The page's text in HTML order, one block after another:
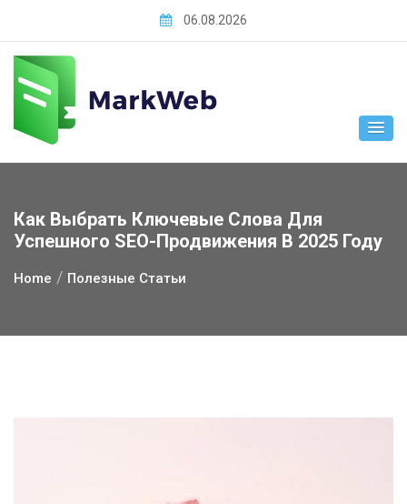
content
06.08.2026
Как Выбрать Ключевые Слова Для
Успешного SEO-Продвижения В 2025 Году
Home Полезные Статьи